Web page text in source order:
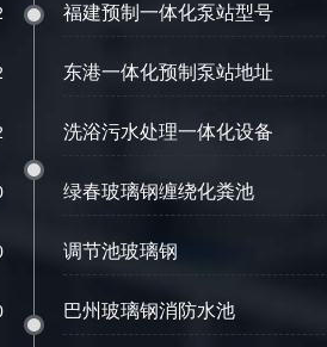
福建预制一体化泵站型号
东港一体化预制泵站地址
洗浴污水处理一体化设备
绿春玻璃钢缠绕化粪池
调节池玻璃钢
巴州玻璃钢消防水池